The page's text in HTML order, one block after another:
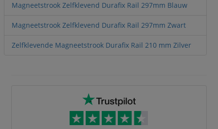
Magneetstrook Zelfklevend Durafix Rail 297mm Blauw
Magneetstrook Zelfklevend Durafix Rail 297mm Zwart
Zelfklevende Magneetstrook Durafix Rail 210 mm Zilver